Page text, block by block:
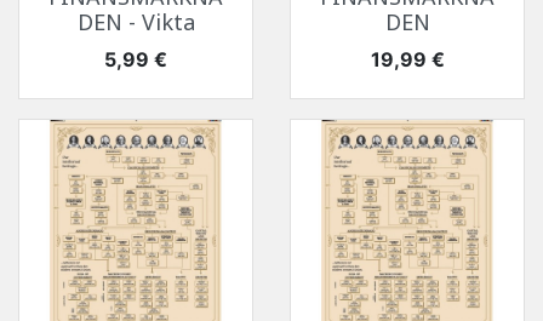
DEN - Vikta
Pris
5,99 €
DEN
Pris
19,99 €